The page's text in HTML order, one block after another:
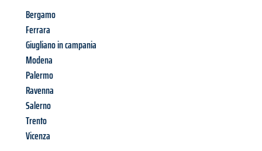
Bergamo
Ferrara
Giugliano in campania
Modena
Palermo
Ravenna
Salerno
Trento
Vicenza